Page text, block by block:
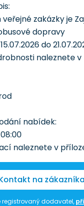
zakázky je
dopravy
do
naleznete v
nabídek:
naleznete v
na zákazníka
registrovaný dodavatel,